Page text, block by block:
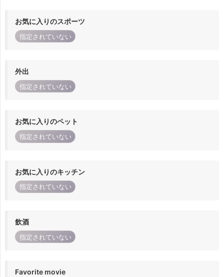
お気に入りのスポーツ
指定されていない
外出
指定されていない
お気に入りのペット
指定されていない
お気に入りのキッチン
指定されていない
飲酒
指定されていない
Favorite movie